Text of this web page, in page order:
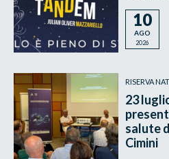
10
AGO
2026
RISERVA
23
salute
Cimini